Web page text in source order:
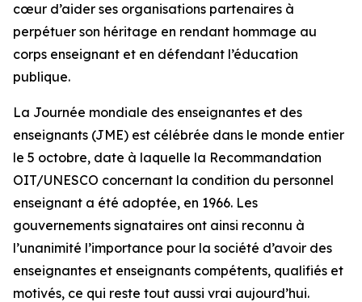
cœur d’aider ses organisations partenaires à
perpétuer son héritage en rendant hommage au
corps enseignant et en défendant l’éducation
publique.
La Journée mondiale des enseignantes et des
enseignants (JME) est célébrée dans le monde entier
le 5 octobre, date à laquelle la Recommandation
OIT/UNESCO concernant la condition du personnel
enseignant a été adoptée, en 1966. Les
gouvernements signataires ont ainsi reconnu à
l’unanimité l’importance pour la société d’avoir des
enseignantes et enseignants compétents, qualifiés et
motivés, ce qui reste tout aussi vrai aujourd’hui.